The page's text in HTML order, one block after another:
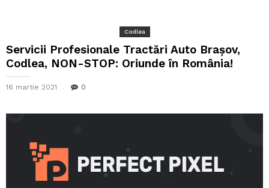
Codlea
Servicii Profesionale Tractări Auto Brașov,
Codlea, NON-STOP: Oriunde în România!
16 martie 2021 0